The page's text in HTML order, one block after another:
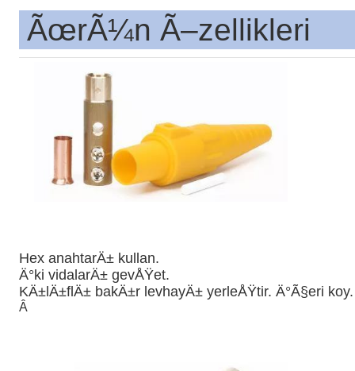
ÃœrÃ¼n Ã–zellikleri
Hex anahtarÄ± kullan.
Ä°ki vidalarÄ± gevÅŸet.
KÄ±lÄ±flÄ± bakÄ±r levhayÄ± yerleÅŸtir. Ä°Ã§eri koy.
Â